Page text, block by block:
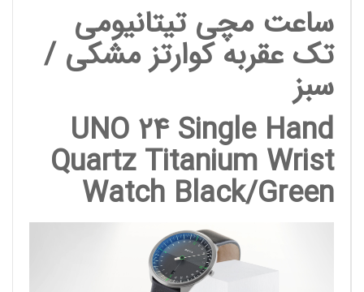
ساعت مچی تیتانیومی
تک عقربه کوارتز مشکی /
سبز
UNO 24 Single Hand
Quartz Titanium Wrist
Watch Black/Green